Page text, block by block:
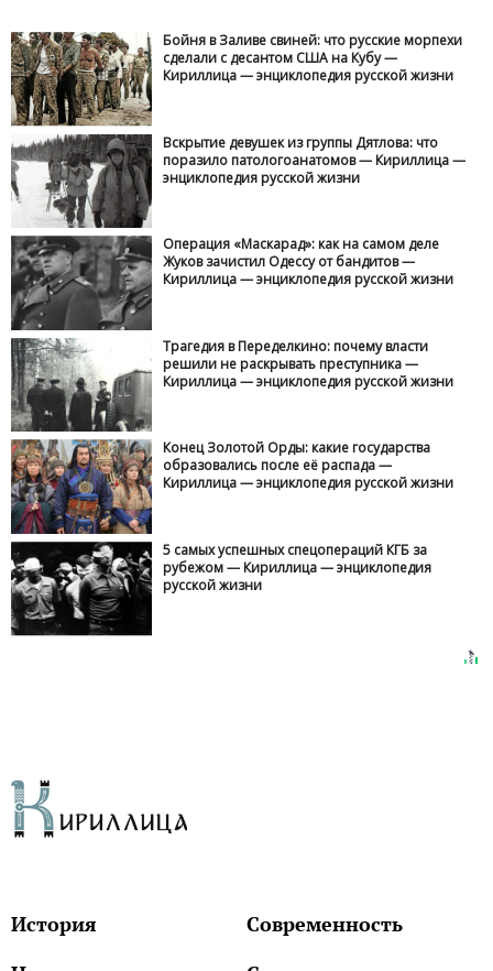
Бойня в Заливе свиней: что русские морпехи
сделали с десантом США на Кубу —
Кириллица — энциклопедия русской жизни
Вскрытие девушек из группы Дятлова: что
поразило патологоанатомов — Кириллица —
энциклопедия русской жизни
Операция «Маскарад»: как на самом деле
Жуков зачистил Одессу от бандитов —
Кириллица — энциклопедия русской жизни
Трагедия в Переделкино: почему власти
решили не раскрывать преступника —
Кириллица — энциклопедия русской жизни
Конец Золотой Орды: какие государства
образовались после её распада —
Кириллица — энциклопедия русской жизни
5 самых успешных спецопераций КГБ за
рубежом — Кириллица — энциклопедия
русской жизни
История
Современность